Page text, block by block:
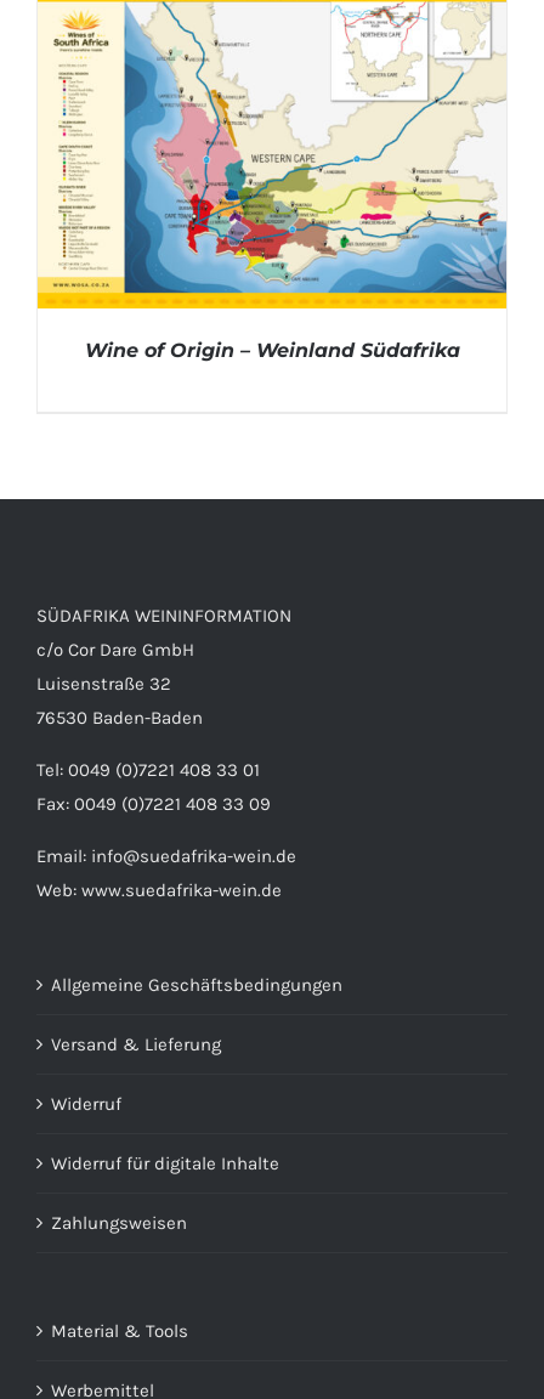
Wine of Origin – Weinland Südafrika
SÜDAFRIKA WEININFORMATION
c/o Cor Dare GmbH
Luisenstraße 32
76530 Baden-Baden
Tel: 0049 (0)7221 408 33 01
Fax: 0049 (0)7221 408 33 09
Email: info@suedafrika-wein.de
Web: www.suedafrika-wein.de
Allgemeine Geschäftsbedingungen
Versand & Lieferung
Widerruf
Widerruf für digitale Inhalte
Zahlungsweisen
Material & Tools
Werbemittel